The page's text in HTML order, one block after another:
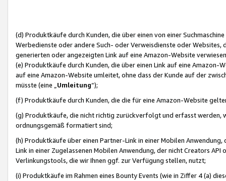
(d) Produktkäufe durch Kunden, die über einen von einer
Werbedienste oder andere Such- oder Verweisdienste oder Websites,
generierten oder angezeigten Link auf eine Amazon-Website
(e) Produktkäufe durch Kunden, die über einen Link auf eine
auf eine Amazon-Website umleitet, ohne dass der Kunde auf der
müsste (eine „ Umleitung“);
(f) Produktkäufe durch Kunden, die die für eine Amazon-Website
(g) Produktkäufe, die nicht richtig zurückverfolgt und erfasst werden,
ordnungsgemäß formatiert sind;
(h) Produktkäufe über einen Partner-Link in einer Mobilen
Link in einer Zugelassenen Mobilen Anwendung, der nicht Creators
Verlinkungstools, die wir Ihnen ggf. zur Verfügung stellen, nutzt;
(i) Produktkäufe im Rahmen eines Bounty Events (wie in Ziffer 4 (a)